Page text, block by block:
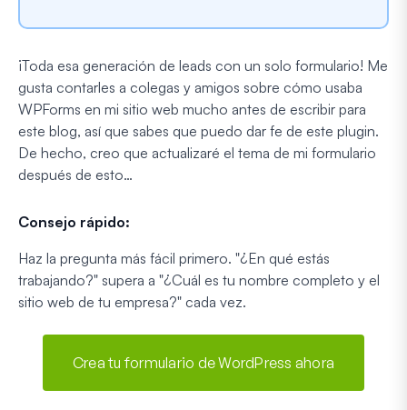
¡Toda esa generación de leads con un solo formulario! Me
gusta contarles a colegas y amigos sobre cómo usaba
WPForms en mi sitio web mucho antes de escribir para
este blog, así que sabes que puedo dar fe de este plugin.
De hecho, creo que actualizaré el tema de mi formulario
después de esto…
Consejo rápido:
Haz la pregunta más fácil primero. "¿En qué estás
trabajando?" supera a "¿Cuál es tu nombre completo y el
sitio web de tu empresa?" cada vez.
Crea tu formulario de WordPress ahora